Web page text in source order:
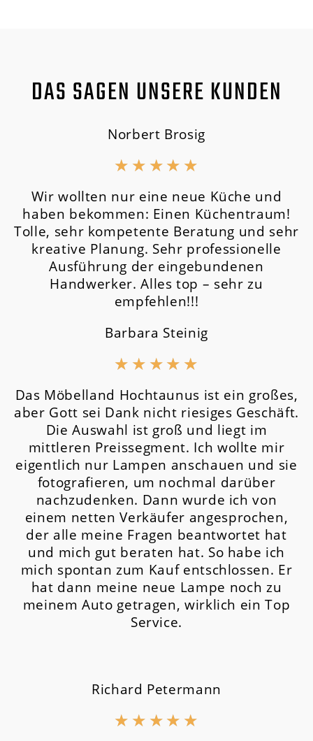
DAS SAGEN UNSERE KUNDEN
Norbert Brosig
★ ★ ★ ★ ★
Wir wollten nur eine neue Küche und
haben bekommen: Einen Küchentraum!
Tolle, sehr kompetente Beratung und sehr
kreative Planung. Sehr professionelle
Ausführung der eingebundenen
Handwerker. Alles top – sehr zu
empfehlen!!!
Barbara Steinig
★ ★ ★ ★ ★
Das Möbelland Hochtaunus ist ein großes,
aber Gott sei Dank nicht riesiges Geschäft.
Die Auswahl ist groß und liegt im
mittleren Preissegment. Ich wollte mir
eigentlich nur Lampen anschauen und sie
fotografieren, um nochmal darüber
nachzudenken. Dann wurde ich von
einem netten Verkäufer angesprochen,
der alle meine Fragen beantwortet hat
und mich gut beraten hat. So habe ich
mich spontan zum Kauf entschlossen. Er
hat dann meine neue Lampe noch zu
meinem Auto getragen, wirklich ein Top
Service.
Richard Petermann
★ ★ ★ ★ ★